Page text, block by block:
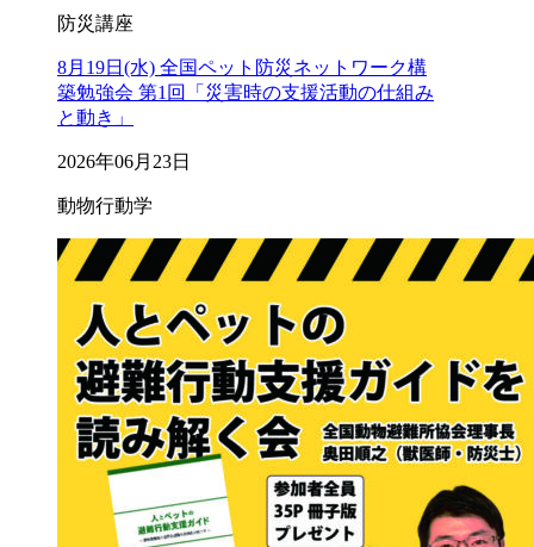
防災講座
8月19日(水) 全国ペット防災ネットワーク構
築勉強会 第1回「災害時の支援活動の仕組み
と動き」
2026年06月23日
動物行動学